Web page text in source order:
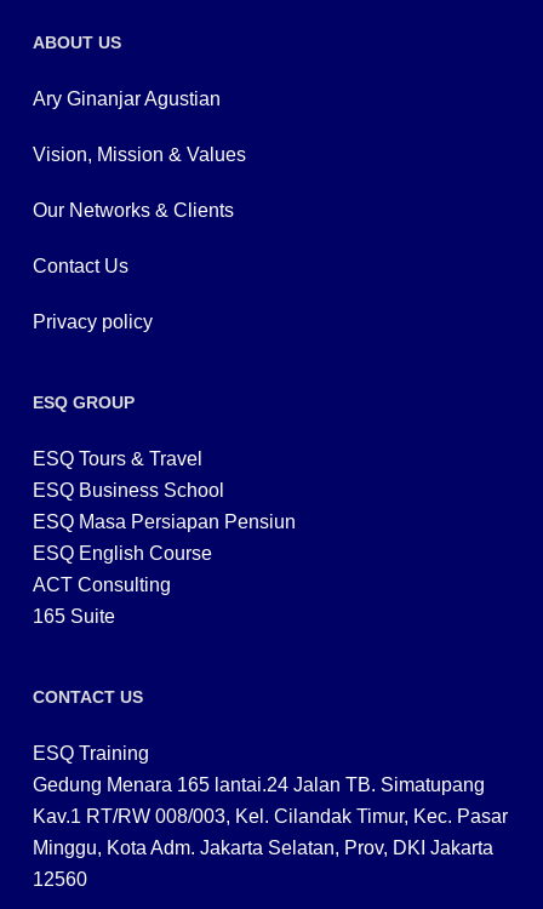
ABOUT US
Ary Ginanjar Agustian
Vision, Mission & Values
Our Networks & Clients
Contact Us
Privacy policy
ESQ GROUP
ESQ Tours & Travel
ESQ Business School
ESQ Masa Persiapan Pensiun
ESQ English Course
ACT Consulting
165 Suite
CONTACT US
ESQ Training
Gedung Menara 165 lantai.24 Jalan TB. Simatupang
Kav.1 RT/RW 008/003, Kel. Cilandak Timur, Kec. Pasar
Minggu, Kota Adm. Jakarta Selatan, Prov, DKI Jakarta
12560